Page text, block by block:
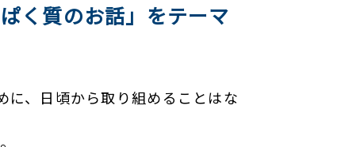
く質のお話」をテーマ
、日頃から取り組めることはな